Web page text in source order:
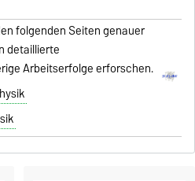
folgenden Seiten genauer
detaillierte
Arbeitserfolge erforschen.